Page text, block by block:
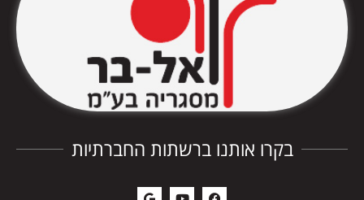
בקרו אותנו ברשתות החברתיות